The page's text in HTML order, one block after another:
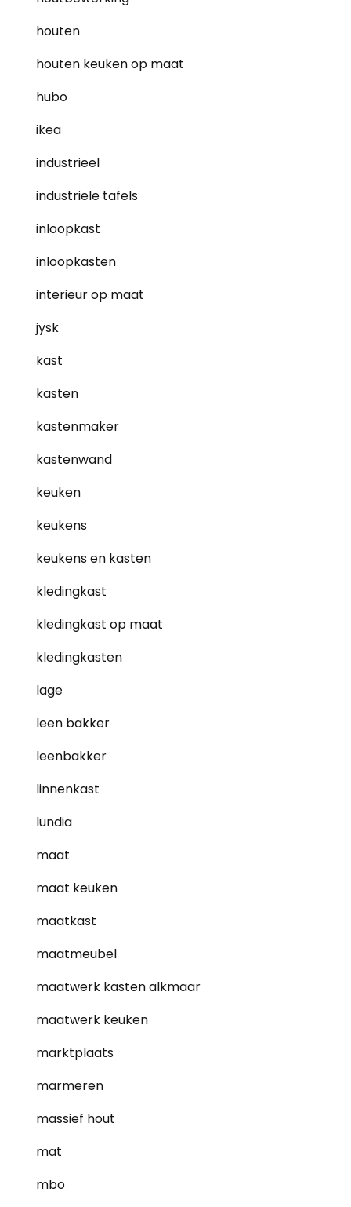
houten
houten keuken op maat
hubo
ikea
industrieel
industriele tafels
inloopkast
inloopkasten
interieur op maat
jysk
kast
kasten
kastenmaker
kastenwand
keuken
keukens
keukens en kasten
kledingkast
kledingkast op maat
kledingkasten
lage
leen bakker
leenbakker
linnenkast
lundia
maat
maat keuken
maatkast
maatmeubel
maatwerk kasten alkmaar
maatwerk keuken
marktplaats
marmeren
massief hout
mat
mbo